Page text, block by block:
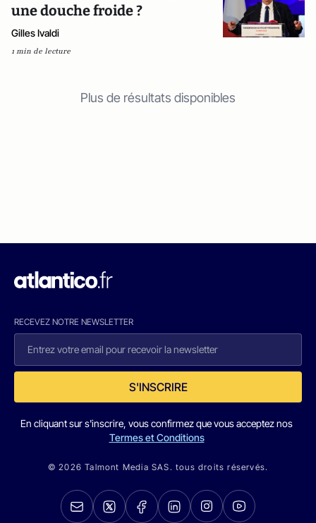
une douche froide ?
Gilles Ivaldi
1 min de lecture
Plus de résultats disponibles
RECEVEZ NOTRE NEWSLETTER
S'INSCRIRE
En cliquant sur s'inscrire, vous confirmez que vous acceptez nos
Termes et Conditions
© 2026 Talmont Media SAS. tous droits réservés.